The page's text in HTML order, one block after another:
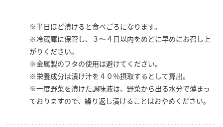
※半日ほど漬けると食べごろになります。
※冷蔵庫に保管し、３～４日以内をめどに早めにお召し上
がりください。
※金属製のフタの使用は避けてください。
※栄養成分は漬け汁を４０％摂取するとして算出。
※一度野菜を漬けた調味液は、野菜から出る水分で薄まっ
ておりますので、繰り返し漬けることはおやめください。